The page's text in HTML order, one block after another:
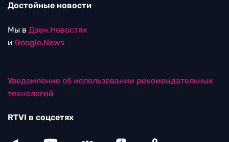
Достойные новости
Мы в Дзен.Новостях
и Google.News
Уведомление об использовании рекомендательных
технологий
RTVI в соцсетях